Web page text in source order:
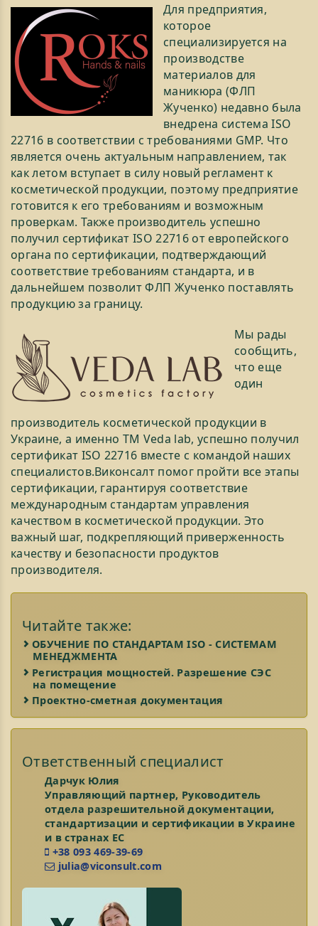
Для предприятия,
которое
специализируется на
производстве
материалов для
маникюра (ФЛП
Жученко) недавно была
внедрена система ISO
22716 в соответствии с требованиями GMP. Что
является очень актуальным направлением, так
как летом вступает в силу новый регламент к
косметической продукции, поэтому предприятие
готовится к его требованиям и возможным
проверкам. Также производитель успешно
получил сертификат ISO 22716 от европейского
органа по сертификации, подтверждающий
соответствие требованиям стандарта, и в
дальнейшем позволит ФЛП Жученко поставлять
продукцию за границу.
Мы рады
сообщить,
что еще
один
производитель косметической продукции в
Украине, а именно ТМ Veda lab, успешно получил
сертификат ISO 22716 вместе с командой наших
специалистов.Виконсалт помог пройти все этапы
сертификации, гарантируя соответствие
международным стандартам управления
качеством в косметической продукции. Это
важный шаг, подкрепляющий приверженность
качеству и безопасности продуктов
производителя.
Читайте также:
ОБУЧЕНИЕ ПО СТАНДАРТАМ ISO - СИСТЕМАМ
МЕНЕДЖМЕНТА
Регистрация мощностей. Разрешение СЭС
на помещение
Проектно-сметная документация
Ответственный специалист
Дарчук Юлия
Управляющий партнер, Руководитель
отдела разрешительной документации,
стандартизации и сертификации в Украине
и в странах ЕС
+38 093 469-39-69
julia@viconsult.com